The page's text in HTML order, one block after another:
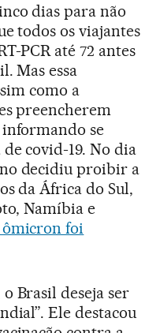
dias para não
todos os viajantes
PCR até 72 antes
Mas essa
como a
preencherem
informando se
covid-19. No dia
decidiu proibir a
da África do Sul,
Namíbia e
foi
Brasil deseja ser
Ele destacou